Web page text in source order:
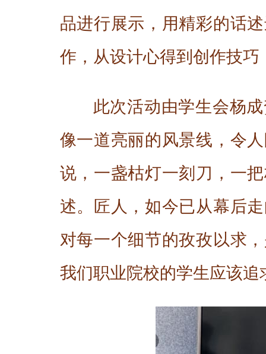
品进行展示，用精彩的话
作，从设计心得到创作技
此次活动由学生会杨
像一道亮丽的风景线，令
说，一盏枯灯一刻刀，一
述。匠人，如今已从幕后
对每一个细节的孜孜以求
我们职业院校的学生应该追